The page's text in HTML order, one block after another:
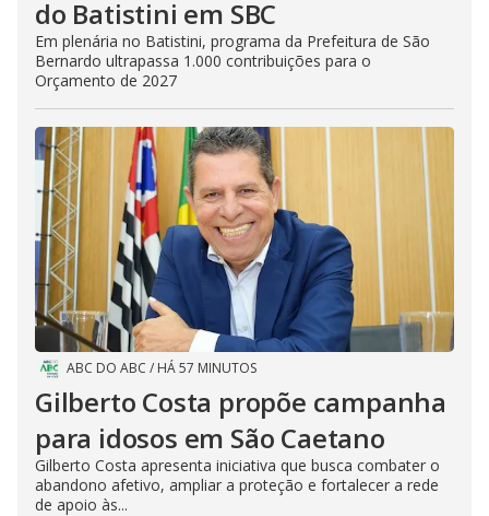
do Batistini em SBC
Em plenária no Batistini, programa da Prefeitura de São
Bernardo ultrapassa 1.000 contribuições para o
Orçamento de 2027
ABC DO ABC / HÁ 57 MINUTOS
Gilberto Costa propõe campanha
para idosos em São Caetano
Gilberto Costa apresenta iniciativa que busca combater o
abandono afetivo, ampliar a proteção e fortalecer a rede
de apoio às...